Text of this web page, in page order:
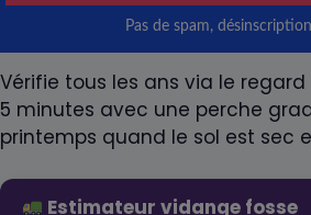
Vérifie tous les ans via le
5 minutes avec une perche
printemps quand le sol est sec
Estimateur vidange fosse